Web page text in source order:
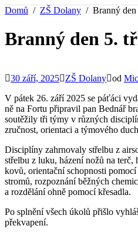
Domů ZŠ Dolany Branný
Branný den 5.
30 září, 2025 ZŠ Dolany od
V pátek 26. září 2025 se páťáci
ně na Fortu připravil pan Bednář
soutěžily tři týmy v různých
zručnost, orientaci a týmového
Disciplíny zahrnovaly střelbu z
střelbu z luku, házení nožů na terč,
kovů, orientační schopnosti
stromů, rozpoznání běžných
a rozdělání ohně pomocí křesadla.
Po splnění všech úkolů přišlo
překvapení.